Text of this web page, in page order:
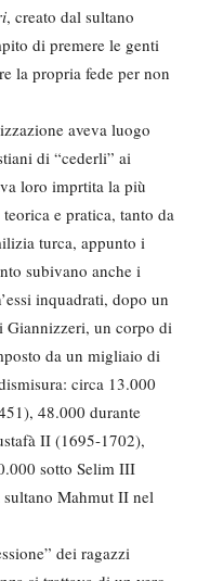
, creato dal sultano
di premere le genti
la propria fede per non
aveva luogo
di “cederli” ai
loro imprtita la più
e pratica, tanto da
turca, appunto i
subivano anche i
inquadrati, dopo un
Giannizzeri, un corpo di
da un migliaio di
circa 13.000
48.000 durante
II (1695-1702),
sotto Selim III
Mahmut II nel
dei ragazzi